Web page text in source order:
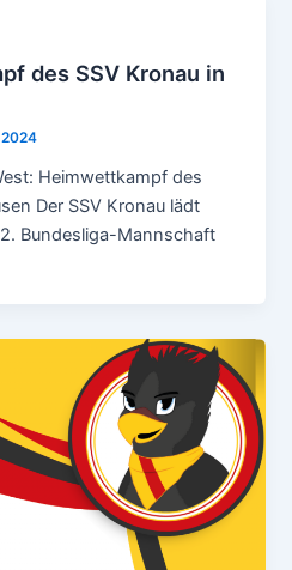
des SSV Kronau in
2024
Heimwettkampf des
Der SSV Kronau lädt
Bundesliga-Mannschaft